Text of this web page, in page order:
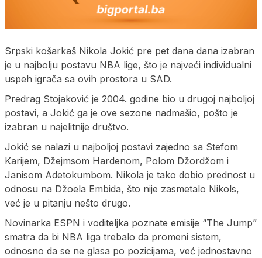
Srpski košarkaš Nikola Jokić pre pet dana dana izabran
je u najbolju postavu NBA lige, što je najveći individualni
uspeh igrača sa ovih prostora u SAD.
Predrag Stojaković je 2004. godine bio u drugoj najboljoj
postavi, a Jokić ga je ove sezone nadmašio, pošto je
izabran u najelitnije društvo.
Jokić se nalazi u najboljoj postavi zajedno sa Stefom
Karijem, Džejmsom Hardenom, Polom Džordžom i
Janisom Adetokumbom. Nikola je tako dobio prednost u
odnosu na Džoela Embida, što nije zasmetalo Nikols,
već je u pitanju nešto drugo.
Novinarka ESPN i voditeljka poznate emisije “The Jump”
smatra da bi NBA liga trebalo da promeni sistem,
odnosno da se ne glasa po pozicijama, već jednostavno